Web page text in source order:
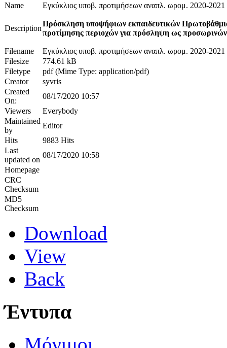
Name
Εγκύκλιος υποβ. προτιμήσεων αναπλ. ωρομ. 2020-
Description
Πρόσκληση υποψήφιων εκπαιδευτικών
προτίμησης περιοχών για πρόσληψη ως
Filename
Εγκύκλιος υποβ. προτιμήσεων αναπλ. ωρομ. 2020-
Filesize
774.61 kB
Filetype
pdf (Mime Type: application/pdf)
Creator
syvris
Created
On:
08/17/2020 10:57
Viewers
Everybody
Maintained
by
Editor
Hits
9883 Hits
Last
updated on
08/17/2020 10:58
Homepage
CRC
Checksum
MD5
Checksum
Download
View
Back
Έντυπα